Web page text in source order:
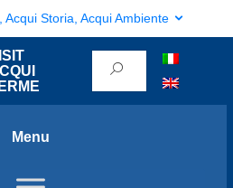
Acqui Storia, Acqui Ambiente
Menu